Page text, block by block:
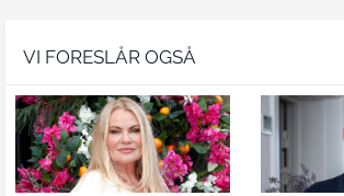
VI FORESLÅR OGSÅ